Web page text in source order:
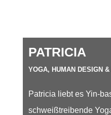
PATRICIA
YOGA, HUMAN DESIGN
Patricia liebt es Yin-
schweißtreibende